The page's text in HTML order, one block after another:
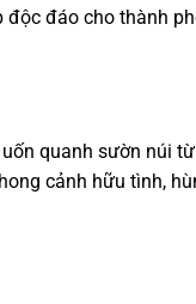
độc đáo cho thành
quanh sườn núi
cảnh hữu tình,